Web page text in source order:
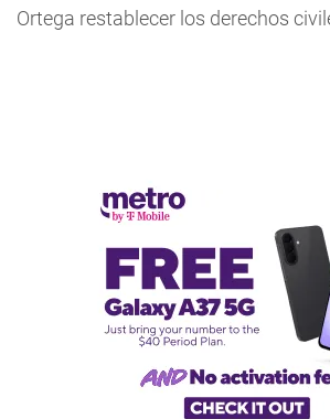
Ortega restablecer los derechos